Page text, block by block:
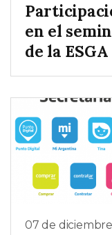
en el
de la ESGA
07 de